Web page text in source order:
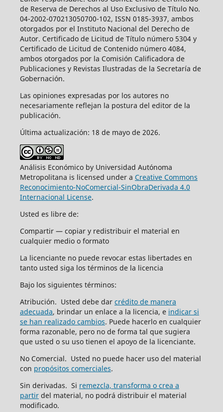
de Reserva de Derechos al Uso Exclusivo de Título No.
04-2002-070213050700-102, ISSN 0185-3937, ambos
otorgados por el Instituto Nacional del Derecho de
Autor. Certificado de Licitud de Título número 5304 y
Certificado de Licitud de Contenido número 4084,
ambos otorgados por la Comisión Calificadora de
Publicaciones y Revistas Ilustradas de la Secretaría de
Gobernación.
Las opiniones expresadas por los autores no
necesariamente reflejan la postura del editor de la
publicación.
Última actualización: 18 de mayo de 2026.
Análisis Económico by Universidad Autónoma
Metropolitana is licensed under a Creative Commons
Reconocimiento-NoComercial-SinObraDerivada 4.0
Internacional License.
Usted es libre de:
Compartir — copiar y redistribuir el material en
cualquier medio o formato
La licenciante no puede revocar estas libertades en
tanto usted siga los términos de la licencia
Bajo los siguientes términos:
Atribución. Usted debe dar crédito de manera
adecuada, brindar un enlace a la licencia, e indicar si
se han realizado cambios. Puede hacerlo en cualquier
forma razonable, pero no de forma tal que sugiera
que usted o su uso tienen el apoyo de la licenciante.
No Comercial. Usted no puede hacer uso del material
con propósitos comerciales.
Sin derivadas. Si remezcla, transforma o crea a
partirdel material, no podrá distribuir el material
modificado.